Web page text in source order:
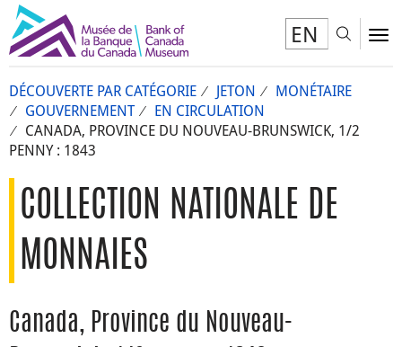
EN
DÉCOUVERTE PAR CATÉGORIE JETON
MONÉTAIRE
GOUVERNEMENT
EN CIRCULATION
CANADA, PROVINCE DU NOUVEAU-BRUNSWICK, 1/2
PENNY : 1843
COLLECTION NATIONALE DE
MONNAIES
Canada, Province du Nouveau-